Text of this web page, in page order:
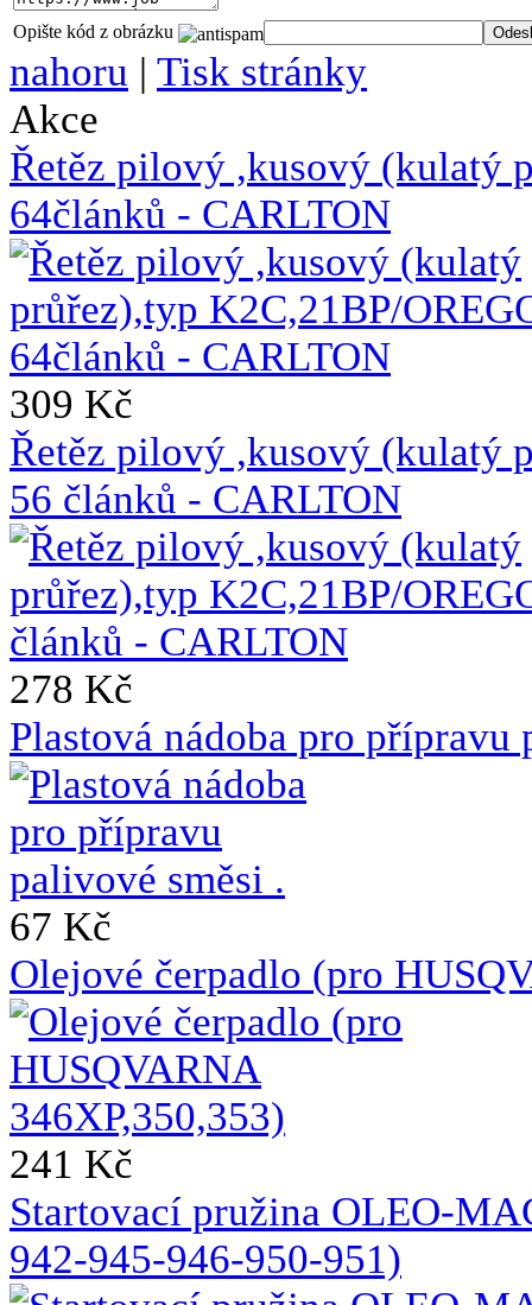
Opište kód z obrázku
nahoru | Tisk stránky
Akce
Řetěz pilový ,kusový (kulatý
64článků - CARLTON
309 Kč
Řetěz pilový ,kusový (kulatý
56 článků - CARLTON
278 Kč
Plastová nádoba pro přípravu
67 Kč
Olejové čerpadlo (pro
241 Kč
Startovací pružina OLEO-
942-945-946-950-951)